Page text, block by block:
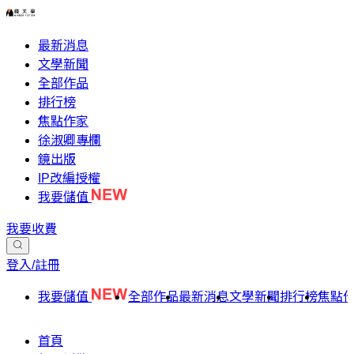
最新消息
文學新聞
全部作品
排行榜
焦點作家
徐淑卿專欄
鏡出版
IP改編授權
我要儲值
我要收費
登入/註冊
我要儲值 全部作品最新消息文學新聞排行榜焦點
首頁